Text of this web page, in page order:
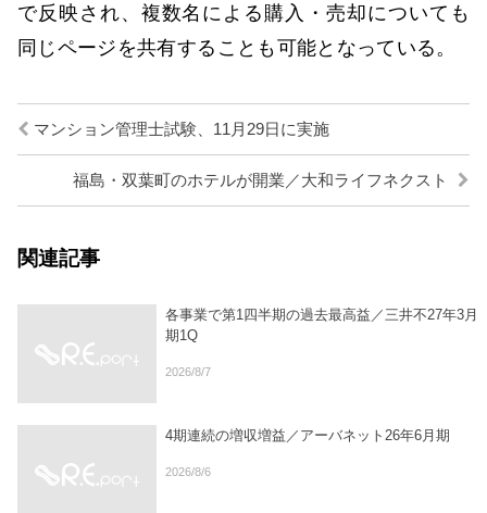
で反映され、複数名による購入・売却についても
同じページを共有することも可能となっている。
マンション管理士試験、11月29日に実施
福島・双葉町のホテルが開業／大和ライフネクスト
関連記事
各事業で第1四半期の過去最高益／三井不27年3月
期1Q
2026/8/7
4期連続の増収増益／アーバネット26年6月期
2026/8/6